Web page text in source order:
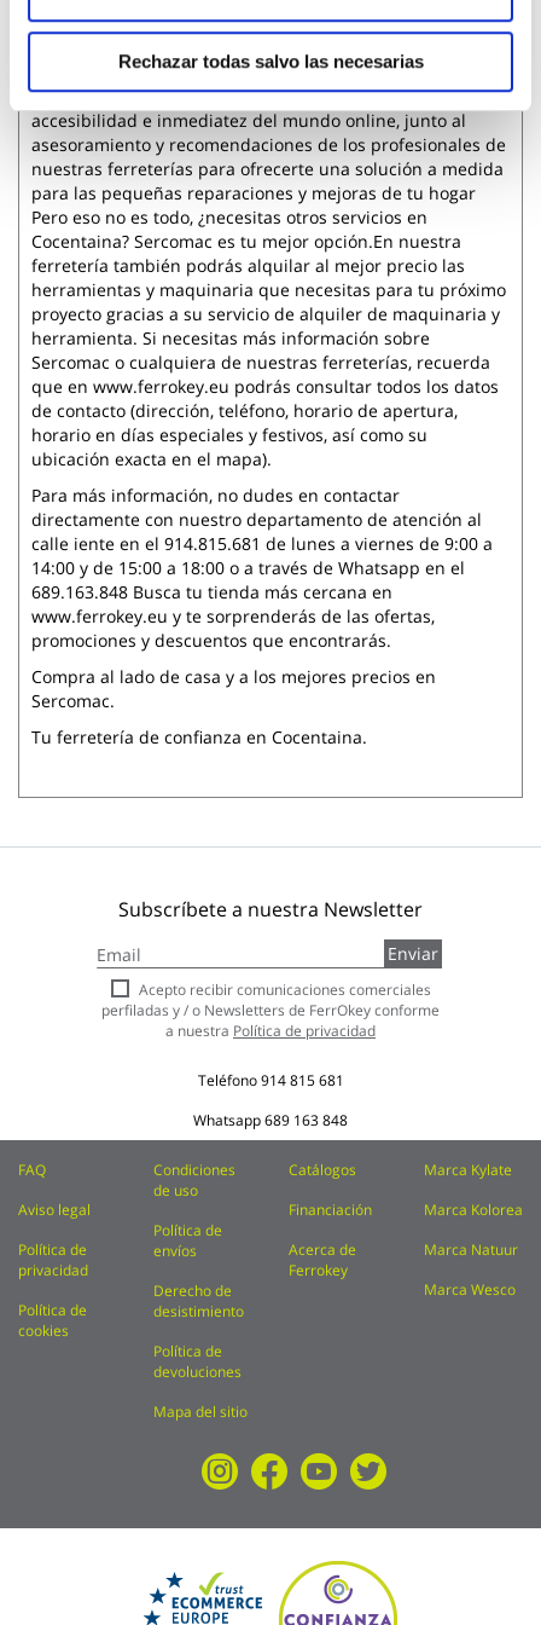
Rechazar todas salvo las necesarias
servicio Click&Collect .
El Click&Collect de ferrOkey te garantiza la mejor
experiencia de compra al poder disfrutar de la
accesibilidad e inmediatez del mundo online, junto al
asesoramiento y recomendaciones de los profesionales de
nuestras ferreterías para ofrecerte una solución a medida
para las pequeñas reparaciones y mejoras de tu hogar
Pero eso no es todo, ¿necesitas otros servicios en
Cocentaina? Sercomac es tu mejor opción.En nuestra
ferretería también podrás alquilar al mejor precio las
herramientas y maquinaria que necesitas para tu próximo
proyecto gracias a su servicio de alquiler de maquinaria y
herramienta. Si necesitas más información sobre
Sercomac o cualquiera de nuestras ferreterías, recuerda
que en www.ferrokey.eu podrás consultar todos los datos
de contacto (dirección, teléfono, horario de apertura,
horario en días especiales y festivos, así como su
ubicación exacta en el mapa).
Para más información, no dudes en contactar
directamente con nuestro departamento de atención al
calle iente en el 914.815.681 de lunes a viernes de 9:00 a
14:00 y de 15:00 a 18:00 o a través de Whatsapp en el
689.163.848 Busca tu tienda más cercana en
www.ferrokey.eu y te sorprenderás de las ofertas,
promociones y descuentos que encontrarás.
Compra al lado de casa y a los mejores precios en
Sercomac.
Tu ferretería de confianza en Cocentaina.
Subscríbete a nuestra Newsletter
a
nuestro
boletín
de
Enviar
Acepto recibir comunicaciones comerciales
perfiladas y / o Newsletters de FerrOkey conforme
a nuestra Política de privacidad
Teléfono914 815 681
Whatsapp689 163 848
FAQ
Aviso legal
Política de
privacidad
Política de
cookies
Condiciones
de uso
Política de
envíos
Derecho de
desistimiento
Política de
devoluciones
Mapa del sitio
Catálogos
Financiación
Acerca de
Ferrokey
Marca Kylate
Marca Kolorea
Marca Natuur
Marca Wesco